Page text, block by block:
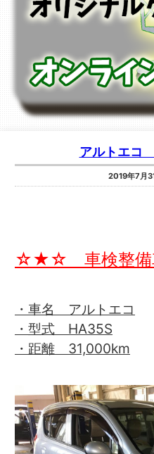
アルトエ
2019年7月
☆★☆ 車検整
・車名 アルトエコ
・型式 HA35S
・距離 31,000km